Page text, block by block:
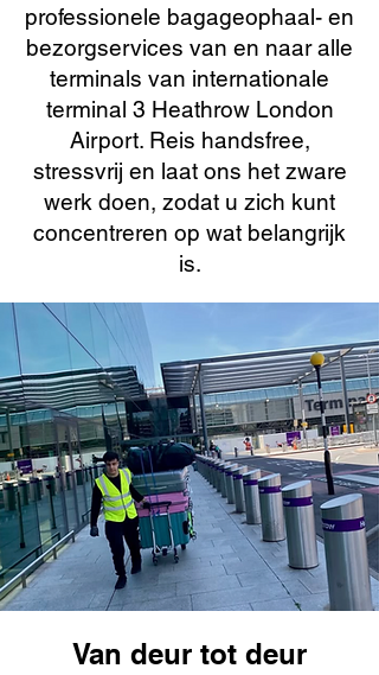
professionele bagageophaal- en
bezorgservices van en naar alle
terminals van internationale
terminal 3 Heathrow London
Airport. Reis handsfree,
stressvrij en laat ons het zware
werk doen, zodat u zich kunt
concentreren op wat belangrijk
is.
Van deur tot deur